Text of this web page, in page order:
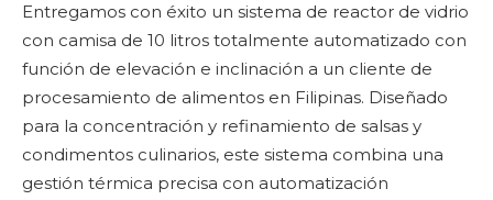
Entregamos con éxito un sistema de reactor de vidrio
con camisa de 10 litros totalmente automatizado con
función de elevación e inclinación a un cliente de
procesamiento de alimentos en Filipinas. Diseñado
para la concentración y refinamiento de salsas y
condimentos culinarios, este sistema combina una
gestión térmica precisa con automatización